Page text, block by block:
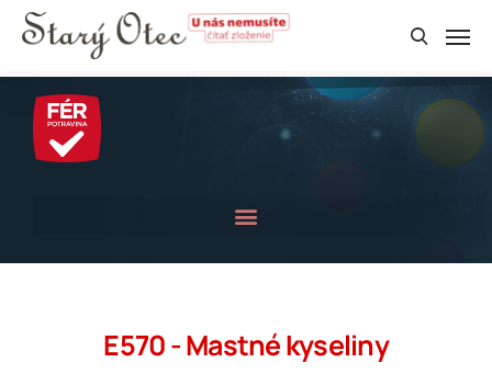
E570 - Mastné kyseliny